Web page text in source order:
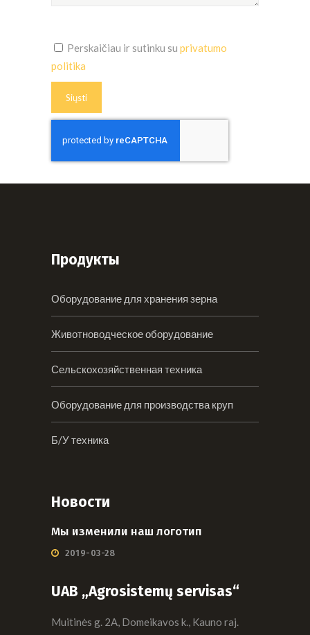
Perskaičiau ir sutinku su privatumo
politika
Продукты
Оборудование для хранения зерна
Животноводческое оборудование
Сельскохозяйственная техника
Оборудование для производства круп
Б/У техника
Новости
Мы изменили наш логотип
2019-03-28
UAB „Agrosistemų servisas“
Muitinės g. 2A, Domeikavos k., Kauno raj.